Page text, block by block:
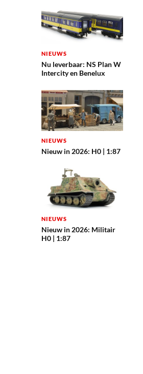
NIEUWS
Nu leverbaar: NS Plan W
Intercity en Benelux
NIEUWS
Nieuw in 2026: H0 | 1:87
NIEUWS
Nieuw in 2026: Militair
H0 | 1:87